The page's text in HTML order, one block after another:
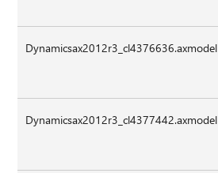
Dynamicsax2012r3_cl4376636.axmodel
Dynamicsax2012r3_cl4377442.axmodel